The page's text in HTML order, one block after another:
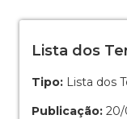
Lista dos
Tipo: Lista dos
Publicação: 20/